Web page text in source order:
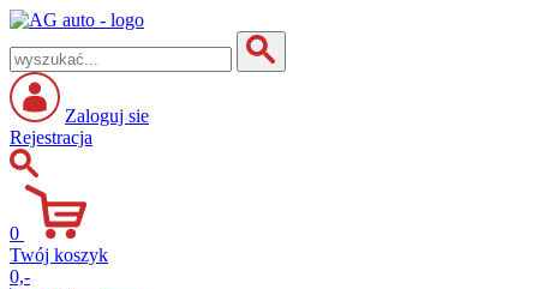
Zaloguj sie
Rejestracja
0
Twój koszyk
0,-